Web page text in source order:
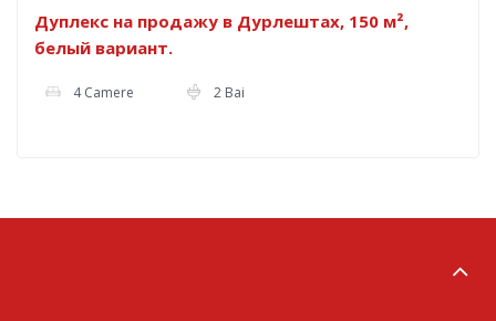
Дуплекс на продажу в Дурлештах, 150 м²,
белый вариант.
4 Camere 2 Bai